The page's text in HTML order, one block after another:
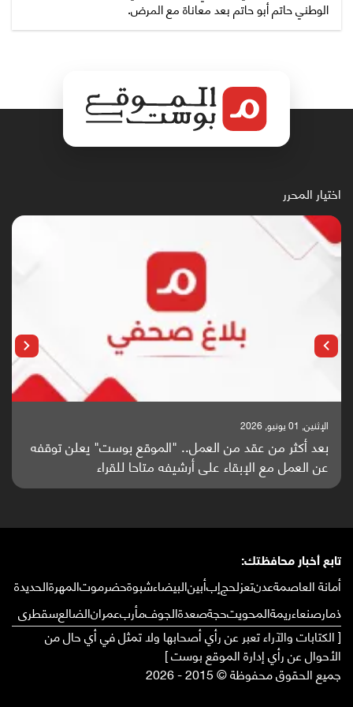
الوطني حاتم أبو حاتم بعد معاناة مع المرض.
اختيار المحرر
الإثنين, 01 يونيو, 2026
بعد أكثر من عقد من العمل.. "الموقع بوست" يعلن توقفه
عن العمل مع الإبقاء على أرشيفه متاحا للقراء
تابع أخبار محافظتك:
أمانة العاصمةعدنتعزلحجإبأبينالبيضاءشبوةحضرموتالمهرةالحديدة
ذمارصنعاءريمةالمحويتحجةصعدةالجوفمأربعمرانالضالعسقطرى
[ الكتابات والآراء تعبر عن رأي أصحابها ولا تمثل في أي حال من
الأحوال عن رأي إدارة الموقع بوست ]
جميع الحقوق محفوظة © 2015 - 2026